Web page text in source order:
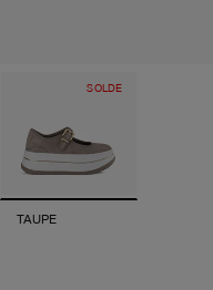
SOLDE
TAUPE